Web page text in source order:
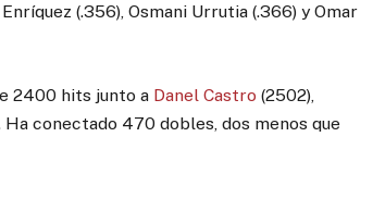
(.356), Osmani Urrutia (.366) y Omar
2400 hits junto a Danel Castro (2502),
Ha conectado 470 dobles, dos menos que